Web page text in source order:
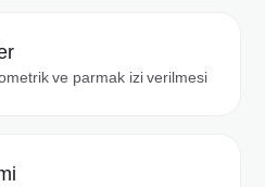
ve parmak izi verilmesi